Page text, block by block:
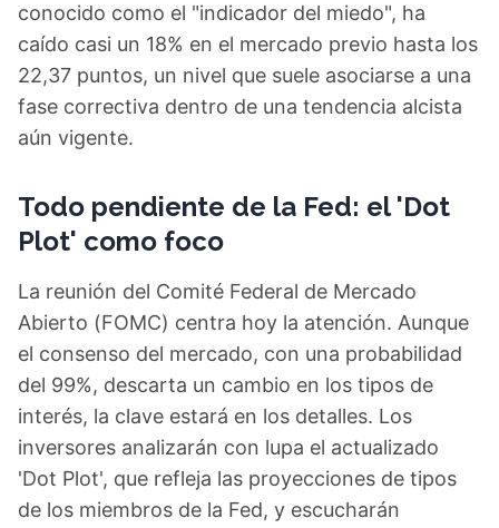
conocido como el "indicador del miedo", ha
caído casi un 18% en el mercado previo hasta los
22,37 puntos, un nivel que suele asociarse a una
fase correctiva dentro de una tendencia alcista
aún vigente.
Todo pendiente de la Fed: el 'Dot
Plot' como foco
La reunión del Comité Federal de Mercado
Abierto (FOMC) centra hoy la atención. Aunque
el consenso del mercado, con una probabilidad
del 99%, descarta un cambio en los tipos de
interés, la clave estará en los detalles. Los
inversores analizarán con lupa el actualizado
'Dot Plot', que refleja las proyecciones de tipos
de los miembros de la Fed, y escucharán